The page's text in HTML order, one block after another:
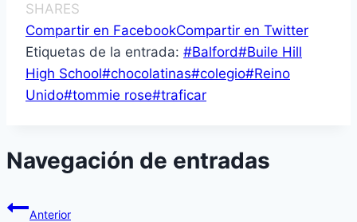
SHARES
Compartir en FacebookCompartir en Twitter
Etiquetas de la entrada: #Balford#Buile Hill
High School#chocolatinas#colegio#Reino
Unido#tommie rose#traficar
Navegación de entradas
Anterior